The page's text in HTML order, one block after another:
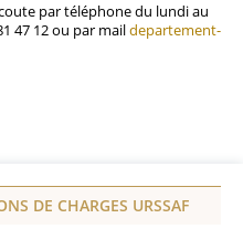
par téléphone du lundi au
47 12 ou par maildepartement-
DE CHARGES URSSAF